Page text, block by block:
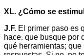
XL. ¿Cómo se
J.F. El primer paso es
hace. que busque por
qué herramientas;